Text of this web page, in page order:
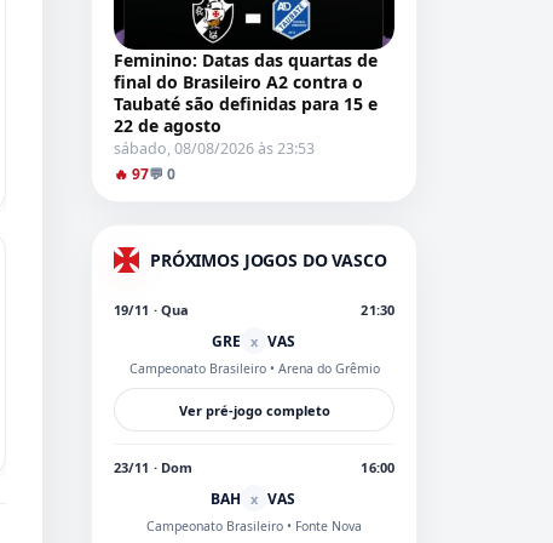
Feminino: Datas das quartas de
final do Brasileiro A2 contra o
Taubaté são definidas para 15 e
22 de agosto
sábado, 08/08/2026 às 23:53
🔥 97💬 0
PRÓXIMOS JOGOS DO VASCO
19/11 · Qua 21:30
GRE x VAS
Campeonato Brasileiro • Arena do Grêmio
Ver pré-jogo completo
23/11 · Dom 16:00
BAH x VAS
Campeonato Brasileiro • Fonte Nova